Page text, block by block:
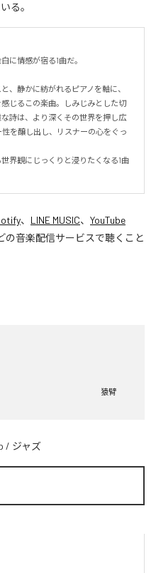
る。
に情感が宿る1曲だ。
、静かに紡がれるピアノを軸に、
じるこの楽曲。しみじみとした切
詩は、より深くその世界を押し広
を醸し出し、リスナーの心をぐっ
界観にじっくりと浸りたくなる1曲
、 LINE MUSIC、 YouTube
の音楽配信サービスで聴くこと
猿臂
/ ジャズ